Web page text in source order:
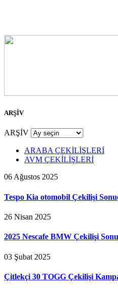
ARŞİV
ARŞİV
ARABA ÇEKİLİŞLERİ
AVM ÇEKİLİŞLERİ
06 Ağustos 2025
Tespo Kia otomobil Çekilişi
26 Nisan 2025
2025 Nescafe BMW Çekilişi
03 Şubat 2025
Çitlekçi 30 TOGG Çekilişi